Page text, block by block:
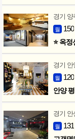
경기 양
월 150
⭐ 옥
경기 안
월 120
경기 안
월 131